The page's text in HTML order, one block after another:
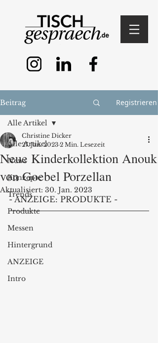
Beitrag Registrieren
Alle Artikel
News
Konzepte
Trends
Produkte
Messen
Hintergrund
ANZEIGE
Intro
Alle Artikel
Neue Kinderkollektion Anouk
von Goebel Porzellan
Christine Dicker
27. Jan. 2023 2 Min. Lesezeit
Aktualisiert: 30. Jan. 2023
- ANZEIGE: PRODUKTE -